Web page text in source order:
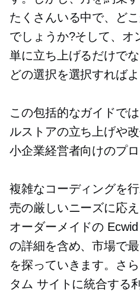
たくさんいる中で、ど
でしょうか?そして、オ
単に立ち上げるだけで
どの選択を選択すれば
この包括的なガイドでは
ルストアの立ち上げや
小企業経営者向けのプロ
複雑なコーディングを
売の厳しいニーズに応
オーダーメイドの
の詳細を含め、市場で
を探っていきます。さ
タム サイトに統合する